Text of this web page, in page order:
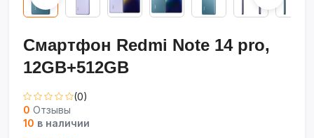
Смартфон Redmi Note 14 pro,
12GB+512GB
(0)
0 Отзывы
10 в наличии